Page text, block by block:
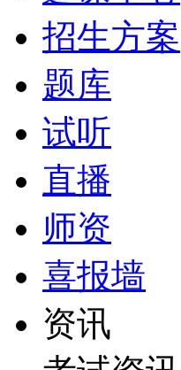
招生方案
题库
试听
直播
师资
喜报墙
资讯